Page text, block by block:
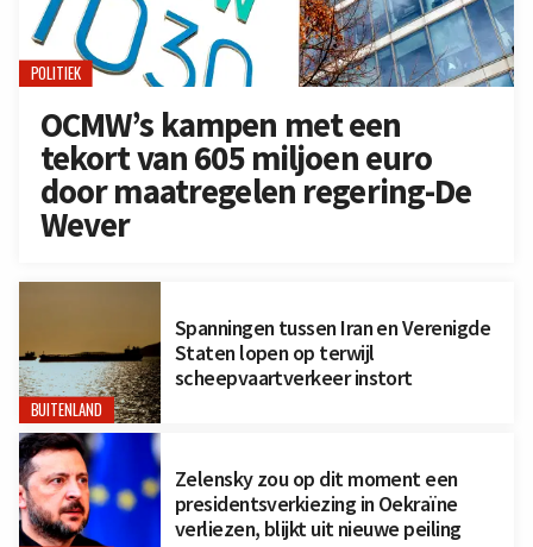
POLITIEK
OCMW’s kampen met een
tekort van 605 miljoen euro
door maatregelen regering-De
Wever
BUITENLAND
Spanningen tussen Iran en Verenigde
Staten lopen op terwijl
scheepvaartverkeer instort
Zelensky zou op dit moment een
presidentsverkiezing in Oekraïne
verliezen, blijkt uit nieuwe peiling